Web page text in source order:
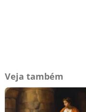
Veja também